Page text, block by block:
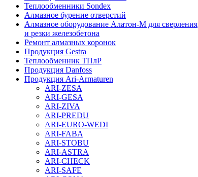
Теплообменники Sondex
Алмазное бурение отверстий
Алмазное оборудование Алатон-М для сверления
и резки железобетона
Ремонт алмазных коронок
Продукция Gestra
Теплообменник ТПлР
Продукция Danfoss
Продукция Ari-Armaturen
ARI-ZESA
ARI-GESA
ARI-ZIVA
ARI-PREDU
ARI-EURO-WEDI
ARI-FABA
ARI-STOBU
ARI-ASTRA
ARI-CHECK
ARI-SAFE